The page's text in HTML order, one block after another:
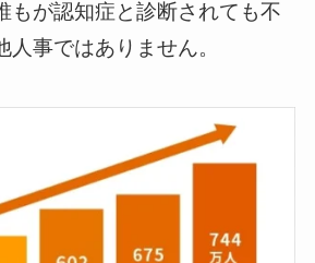
もが認知症と診断されても不
事ではありません。